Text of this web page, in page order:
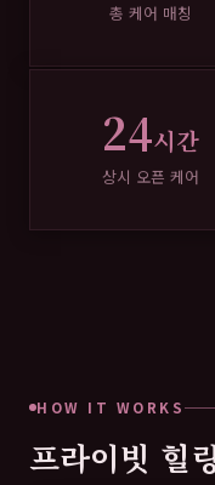
총 케어 매칭
24시간
상시 오픈 케어
HOW IT WORKS
프라이빗 힐